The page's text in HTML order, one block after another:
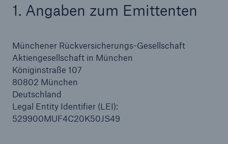
1. Angaben zum Emittenten
Münchener Rückversicherungs-Gesellschaft
Aktiengesellschaft in München
Königinstraße 107
80802 München
Deutschland
Legal Entity Identifier (LEI):
529900MUF4C20K50JS49